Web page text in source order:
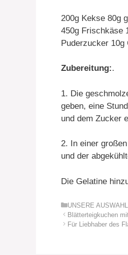
200g Kekse 80g
450g Frischkäse
Puderzucker 10g
Zubereitung:.
1. Die
geben, eine
und dem Zucker
2. In einer
und der
Die Gelatine
Kategorien
UNSERE AUSWAHL
Blätterteigkuchen
Für Liebhaber des